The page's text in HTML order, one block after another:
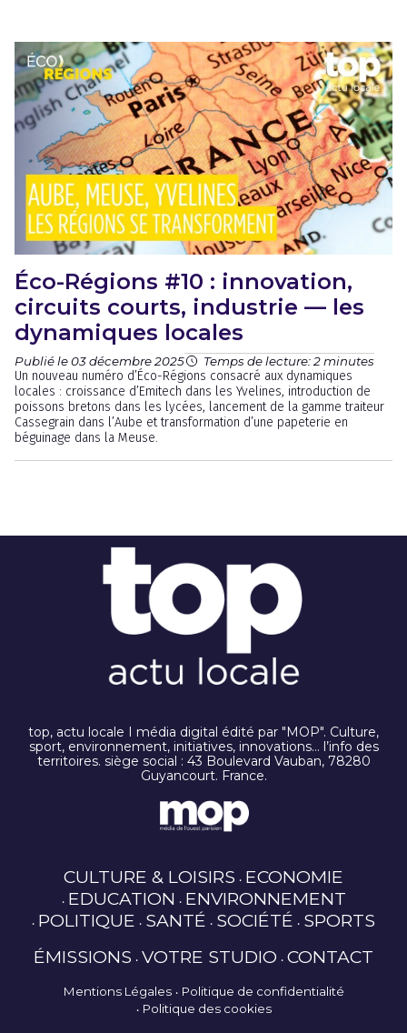
Éco-Régions #10 : innovation,
circuits courts, industrie — les
dynamiques locales
Publié le 03 décembre 2025 Temps de lecture: 2 minutes
Un nouveau numéro d’Éco-Régions consacré aux dynamiques
locales : croissance d’Emitech dans les Yvelines, introduction de
poissons bretons dans les lycées, lancement de la gamme traiteur
Cassegrain dans l’Aube et transformation d’une papeterie en
béguinage dans la Meuse.
top, actu locale I média digital édité par "MOP". Culture,
sport, environnement, initiatives, innovations… l’info des
territoires. siège social : 43 Boulevard Vauban, 78280
Guyancourt. France.
CULTURE & LOISIRS ECONOMIE
EDUCATION ENVIRONNEMENT
POLITIQUE SANTÉ SOCIÉTÉ SPORTS
ÉMISSIONS VOTRE STUDIO CONTACT
Mentions Légales
Politique de confidentialité
Politique des cookies